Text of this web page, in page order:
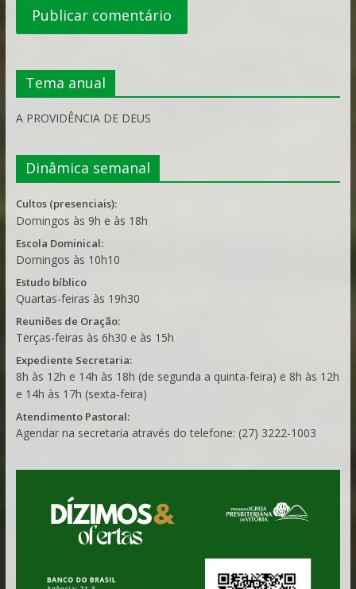
Tema anual
A PROVIDÊNCIA DE DEUS
Dinâmica semanal
Cultos (presenciais):
Domingos às 9h e às 18h
Escola Dominical:
Domingos às 10h10
Estudo bíblico
Quartas-feiras às 19h30
Reuniões de Oração:
Terças-feiras às 6h30 e às 15h
Expediente Secretaria:
8h às 12h e 14h às 18h (de segunda a quinta-feira) e 8h às 12h
e 14h às 17h (sexta-feira)
Atendimento Pastoral:
Agendar na secretaria através do telefone: (27) 3222-1003